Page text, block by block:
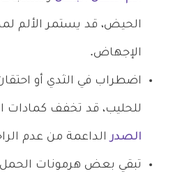
الحيض، قد يستمر الألم
الإجهاض.
اضطراب في الثدي أو
للحليب، قد تخفف كمادات
الصدر الداعمة من عدم
تبقي بعض هرمونات الحمل